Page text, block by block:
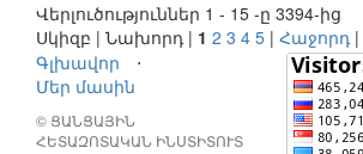
Վերլուծություններ 1 - 15 -ը 3394-ից
Սկիզբ | Նախորդ | 1 2 3 4 5 | Հաջորդ|
Գլխավոր
⋅
Մեր մասին
© ՑԱՆՑԱՅԻՆ
ՀԵՏԱԶՈՏԱԿԱՆ ԻՆՍՏԻՏՈՒՏ